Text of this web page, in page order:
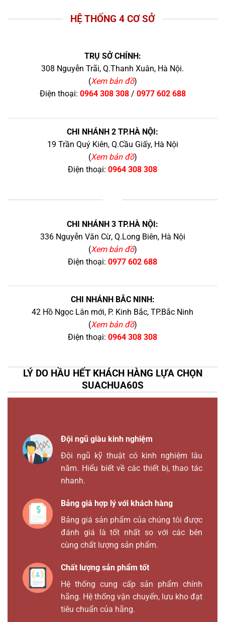
HỆ THỐNG 4 CƠ SỞ
TRỤ SỞ CHÍNH:
308 Nguyễn Trãi, Q.Thanh Xuân, Hà Nội.
(Xem bản đồ)
Điện thoại: 0964 308 308/ 0977 602 688
CHI NHÁNH 2 TP.HÀ NỘI:
19 Trần Quý Kiên, Q.Cầu Giấy, Hà Nội
(Xem bản đồ)
Điện thoại: 0964 308 308
CHI NHÁNH 3 TP.HÀ NỘI:
336 Nguyễn Văn Cừ, Q.Long Biên, Hà Nội
(Xem bản đồ)
Điện thoại: 0977 602 688
CHI NHÁNH BẮC NINH:
42 Hồ Ngọc Lân mới, P. Kinh Bắc, TP.Bắc Ninh
(Xem bản đồ)
Điện thoại: 0964 308 308
LÝ DO HẦU HẾT KHÁCH HÀNG LỰA CHỌN
SUACHUA60S
Đội ngũ giàu kinh nghiệm
Đội ngũ kỹ thuật có kinh nghiệm lâu
năm. Hiểu biết về các thiết bị, thao tác
nhanh.
Bảng giá hợp lý với khách hàng
Bảng giá sản phẩm của chúng tôi được
đánh giá là tốt nhất so với các bên
cùng chất lượng sản phẩm.
Chất lượng sản phẩm tốt
Hệ thống cung cấp sản phẩm chính
hãng. Hệ thống vận chuyển, lưu kho đạt
tiêu chuẩn của hãng.